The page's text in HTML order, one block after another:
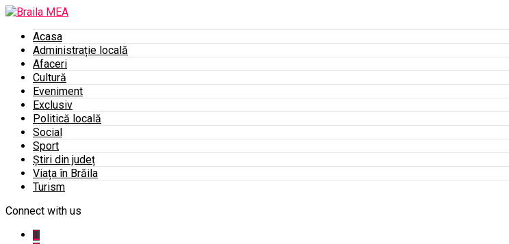
Acasa
Administrație locală
Afaceri
Cultură
Eveniment
Exclusiv
Politică locală
Social
Sport
Știri din județ
Viața în Brăila
Turism
Connect with us